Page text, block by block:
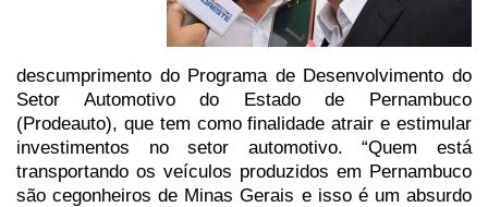
descumprimento do Programa de Desenvolvimento do
Setor Automotivodo Estado de Pernambuco
(Prodeauto), que tem como finalidade atrair e estimular
investimentos no setor automotivo. “Quem está
transportando os veículos produzidos em Pernambuco
são cegonheiros de Minas Gerais e isso é um absurdo